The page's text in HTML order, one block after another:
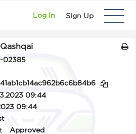
Log In Sign Up
Qashqai
02385
09:44
09:44
Approved